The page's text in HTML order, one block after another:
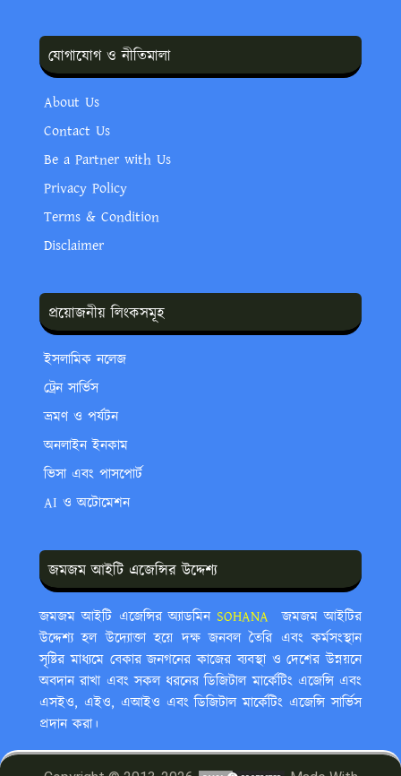
যোগাযোগ ও নীতিমালা
About Us
Contact Us
Be a Partner with Us
Privacy Policy
Terms & Condition
Disclaimer
প্রয়োজনীয় লিংকসমূহ
ইসলামিক নলেজ
ট্রেন সার্ভিস
ভ্রমণ ও পর্যটন
অনলাইন ইনকাম
ভিসা এবং পাসপোর্ট
AI ও অটোমেশন
জমজম আইটি এজেন্সির উদ্দেশ্য
জমজম আইটি এজেন্সির অ্যাডমিন SOHANA ‍জমজম আইটির
উদ্দেশ্য হল উদ্যোক্তা হয়ে দক্ষ জনবল তৈরি এবং কর্মসংস্থান
সৃষ্টির মাধ্যমে বেকার জনগনের কাজের ব্যবস্থা ও দেশের উন্নয়নে
অবদান রাখা এবং সকল ধরনের ডিজিটাল মার্কেটিং এজেন্সি এবং
এসইও, এইও, এআইও এবং ডিজিটাল মার্কেটিং এজেন্সি সার্ভিস
প্রদান করা।